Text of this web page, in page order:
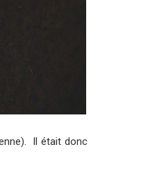
Il était donc